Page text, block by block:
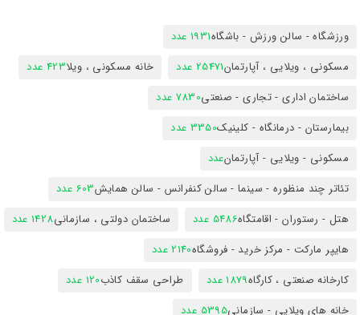
ورزشگاه - سالن ورزش - باشگاه1931 عدد
مسکونی ، ویلایی ، آپارتمان25471 عدد خانه مسکونی ، ویلا423 عدد
ساختمان اداری - تجاری - صنعتی7830 عدد
بیمارستان - درمانگاه - کلینیک3350 عدد
مسکونی - ویلایی - آپارتمانعدد
تئاتر چند منظوره - سینما - سالن کنفرانس - سالن همایش603 عدد
هتل - رستوران - اقامتگاه5486 عدد ساختمان دولتی ، سازمانی1428 عدد
هایپر مارکت - مرکز خرید - فروشگاه2140 عدد
کارخانه صنعتی ، کارگاه1879 عدد طراحی سقف کاذب120 عدد
خانه های ویلایی - سازمانی5395 عدد